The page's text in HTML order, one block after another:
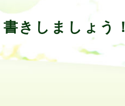
きしましょう！